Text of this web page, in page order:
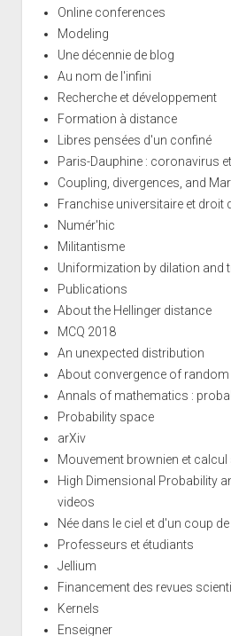
Online conferences
Modeling
Une décennie de blog
Au nom de l'infini
Recherche et développement
Formation à distance
Libres pensées d'un confiné
Paris-Dauphine : coronavirus
Coupling, divergences, and
Franchise universitaire et droit
Numér'hic
Militantisme
Uniformization by dilation and
Publications
About the Hellinger distance
MCQ 2018
An unexpected distribution
About convergence of random
Annals of mathematics :
Probability space
arXiv
Mouvement brownien et
High Dimensional Probability
videos
Née dans le ciel et d'un coup
Professeurs et étudiants
Jellium
Financement des revues
Kernels
Enseigner